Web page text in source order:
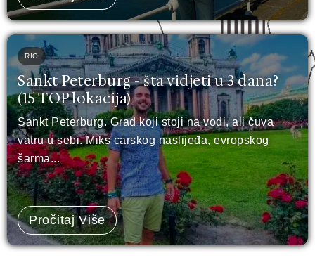
RIO
Sankt Peterburg - šta vidjeti u 3 dana?
(15 TOP lokacija)
Sankt Peterburg. Grad koji stoji na vodi, ali čuva
vatru u sebi. Miks carskog naslijeđa, evropskog
šarma...
Pročitaj Više